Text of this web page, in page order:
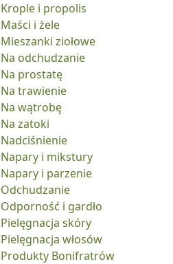
Krople i propolis
Maści i żele
Mieszanki ziołowe
Na odchudzanie
Na prostatę
Na trawienie
Na wątrobę
Na zatoki
Nadciśnienie
Napary i mikstury
Napary i parzenie
Odchudzanie
Odporność i gardło
Pielęgnacja skóry
Pielęgnacja włosów
Produkty Bonifratrów